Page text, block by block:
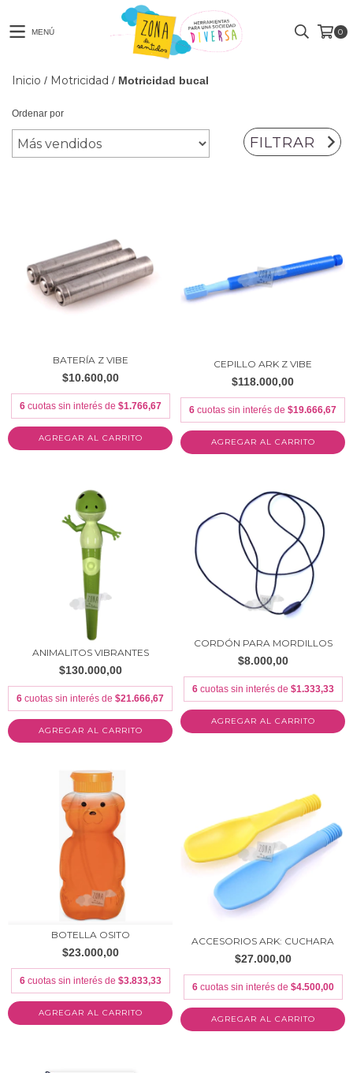
MENÚ 0
Inicio / Motricidad / Motricidad bucal
Ordenar por
FILTRAR
BATERÍA Z VIBE
$10.600,00
6 cuotas sin interés de $1.766,67
CEPILLO ARK Z VIBE
$118.000,00
6 cuotas sin interés de $19.666,67
ANIMALITOS VIBRANTES
$130.000,00
6 cuotas sin interés de $21.666,67
AGREGAR AL CARRITO
CORDÓN PARA MORDILLOS
$8.000,00
6 cuotas sin interés de $1.333,33
BOTELLA OSITO
$23.000,00
6 cuotas sin interés de $3.833,33
ACCESORIOS ARK: CUCHARA
$27.000,00
6 cuotas sin interés de $4.500,00
AGREGAR AL CARRITO